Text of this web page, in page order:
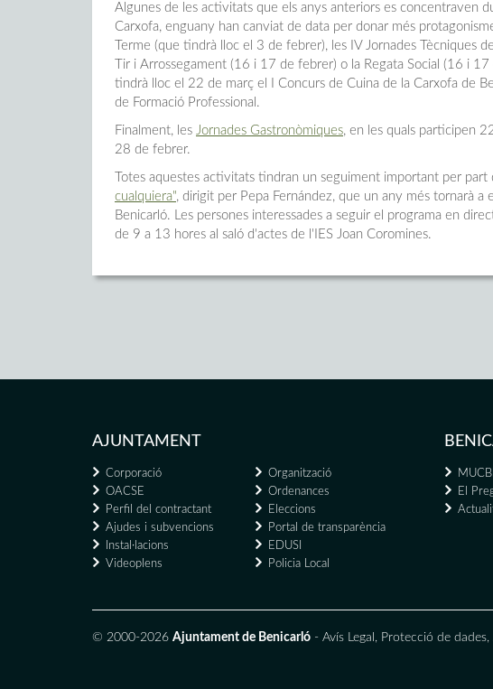
Algunes de les activitats que els anys anteriors es concentraven
Carxofa, enguany han canviat de data per donar més
Terme (que tindrà lloc el 3 de febrer), les IV Jornades Tècniques
Tir i Arrossegament (16 i 17 de febrer) o la Regata Social (16 i
tindrà lloc el 22 de març el I Concurs de Cuina de la Carxofa de
de Formació Professional.
Finalment, les Jornades Gastronòmiques, en les quals participen
28 de febrer.
Totes aquestes activitats tindran un seguiment important per part
cualquiera", dirigit per Pepa Fernández, que un any més tornarà
Benicarló. Les persones interessades a seguir el programa en
de 9 a 13 hores al saló d'actes de l'IES Joan Coromines.
AJUNTAMENT
Corporació
Organització
OACSE
Ordenances
Perfil del contractant
Eleccions
Ajudes i subvencions
Portal de transparència
Instal·lacions
EDUSI
Videoplens
Policia Local
El
© 2000-2026 Ajuntament de Benicarló - Avís Legal , Protecció de dades,